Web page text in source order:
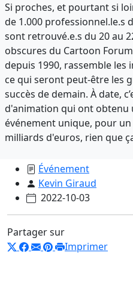
Si proches, et pourtant si
de 1.000 professionnel.le.s
sont retrouvé.e.s du 20 au
obscures du Cartoon
depuis 1990, rassemble
ce qui seront peut-être les
succès de demain. À date,
d'animation qui ont obtenu
événement unique, pour
milliards d'euros, rien que
Événement
Kevin Giraud
2022-10-03
Partager sur
Imprimer